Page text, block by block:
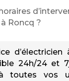
Roncq ?
d’électricien
24h/24 et
toutes vos